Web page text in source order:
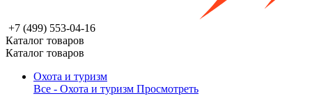
+7 (499) 553-04-16
Каталог товаров
Каталог товаров
Охота и туризм
Все - Охота и туризм Просмотреть